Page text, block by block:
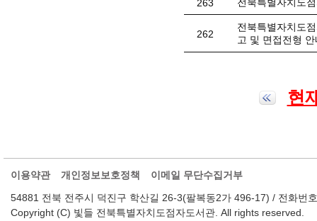
263 전북특별자치도
262
전북특별자치도
고 및 면접전형 안
현
이용약관 개인정보보호정책
이메일 무단수집거부
54881 전북 전주시 덕진구 학산길 26-3(팔복동2가 496-17) / 전화
Copyright (C) 빛들 전북특별자치도점자도서관. All rights reserved.